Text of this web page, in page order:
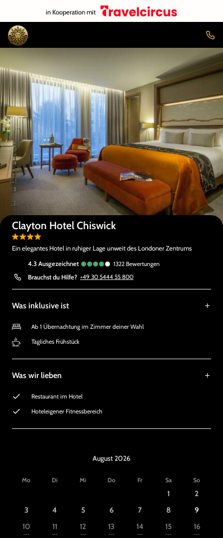
in Kooperation mit
Auf der Karte anzeigen
Clayton Hotel Chiswick
Ein elegantes Hotel in ruhiger Lage unweit des Londoner Zentrums
4.3
ausgezeichnet 1322 Bewertungen
Brauchst du Hilfe? +49 30 5444 55 800
Was inklusive ist
Ab 1 Übernachtung im Zimmer deiner Wahl
Tägliches Frühstück
Was wir lieben
Restaurant im Hotel
Hoteleigener Fitnessbereich
August 2026
Mo Di Mi Do Fr Sa So
1
2
3
4 5 6 7 8
9
10
---
11
---
12
---
13
---
14
---
15
---
16
---